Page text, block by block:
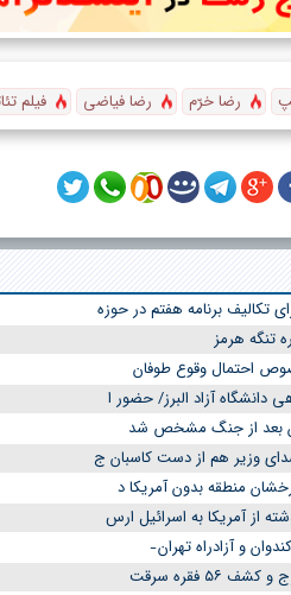
رضا خرّم رضا فیاضی فیلم
تکالیف برنامه هفتم در حوزه
تنگه هرمز
احتمال وقوع طوفان
آزاد البرز/ حضور ا
بعد از جنگ مشخص شد
وزیر هم از دست کاسبان ج
منطقه بدون آمریکا د
و آزادراه تهران
فقره سرقت